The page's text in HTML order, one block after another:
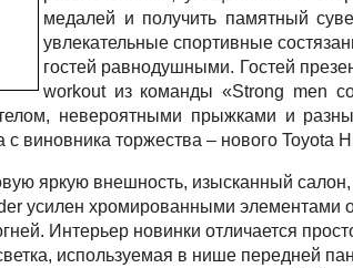
медалей и получить памятный
увлекательные спортивные
гостей равнодушными. Гостей
workoutиз команды «Strong men
невероятными прыжками и
виновника торжества – нового Toyota
яркую внешность, изысканный
усилен хромированными
Интерьер новинки отличается
используемая в нише передней